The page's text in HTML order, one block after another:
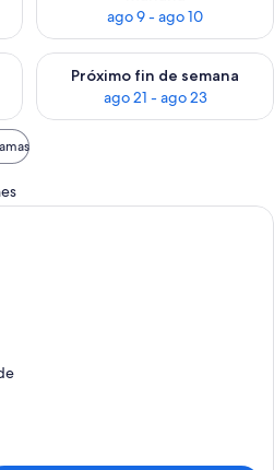
ago 9 - ago 10
este fin de semana, ago 14 -
Próximo fin de semana
ago 21 - ago 23
Consulta la disponibilidad
Habitación de hotel con una cama